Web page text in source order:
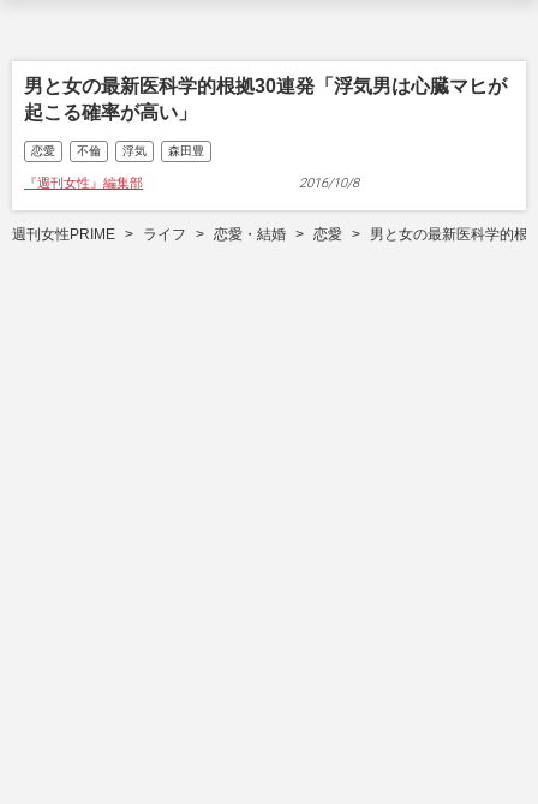
男と女の最新医科学的根拠30連発「浮気男は心臓マヒが
起こる確率が高い」
恋愛 不倫 浮気 森田豊
『週刊女性』編集部 2016/10/8
週刊女性PRIME ライフ 恋愛・結婚 恋愛 男と女の最新医科学的根